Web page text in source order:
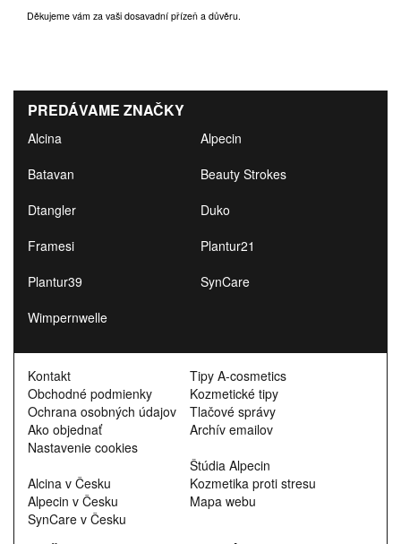
Děkujeme vám za vaši dosavadní přízeň a důvěru.
PREDÁVAME ZNAČKY
Alcina
Alpecin
Batavan
Beauty Strokes
Dtangler
Duko
Framesi
Plantur21
Plantur39
SynCare
Wimpernwelle
Kontakt
Obchodné podmienky
Ochrana osobných údajov
Ako objednať
Nastavenie cookies
Alcina v Česku
Alpecin v Česku
SynCare v Česku
Tipy A-cosmetics
Kozmetické tipy
Tlačové správy
Archív emailov
Štúdia Alpecin
Kozmetika proti stresu
Mapa webu